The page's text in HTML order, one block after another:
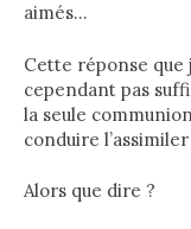
aimés…
Cette réponse que
cependant pas
la seule
conduire
Alors que dire ?